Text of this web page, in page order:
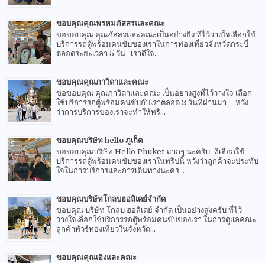
ขอบคุณคุณพรหมภัสสรและคณะ
ขอขอบคุณ คุณภัสสรและคณะเป็นอย่างยิ่ง ที่ไว้วางใจเลือกใช้
บริการรถตู้พร้อมคนขับของเราในการท่องเที่ยวจังหวัดกระบี่
ตลอดระยะเวลา 5 วัน เราดีใจ...
ขอบคุณคุณภาวิดาและคณะ
ขอขอบคุณ คุณภาวิดาและคณะ เป็นอย่างสูงที่ไว้วางใจ เลือก
ใช้บริการรถตู้พร้อมคนขับกับเราตลอด 2 วันที่ผ่านมา หวัง
ว่าการบริการของเราจะทำให้ทริ...
ขอบคุณบริษัท hello ภูเก็ต
ขอขอบคุณบริษัท Hello Phuket มากๆ นะครับ ที่เลือกใช้
บริการรถตู้พร้อมคนขับของเราในทริปนี้ หวังว่าลูกค้าจะประทับ
ใจในการบริการและการเดินทางนะคร...
ขอบคุณบริษัทโกลบฮอลิเดย์จำกัด
ขอบคุณ บริษัท โกลบ ฮอลิเดย์ จำกัด เป็นอย่างสูงครับ ที่ไว้
วางใจเลือกใช้บริการรถตู้พร้อมคนขับของเรา ในการดูแลคณะ
ลูกค้าทัวร์ท่องเที่ยวในจังหวัด...
ขอบคุณคุณเอิงและคณะ